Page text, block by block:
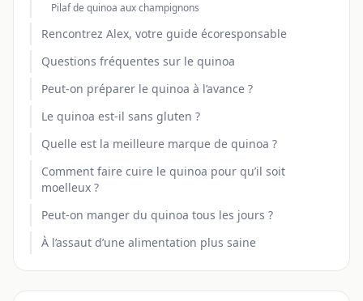
Pilaf de quinoa aux champignons
Rencontrez Alex, votre guide écoresponsable
Questions fréquentes sur le quinoa
Peut-on préparer le quinoa à l’avance ?
Le quinoa est-il sans gluten ?
Quelle est la meilleure marque de quinoa ?
Comment faire cuire le quinoa pour qu’il soit
moelleux ?
Peut-on manger du quinoa tous les jours ?
À l’assaut d’une alimentation plus saine